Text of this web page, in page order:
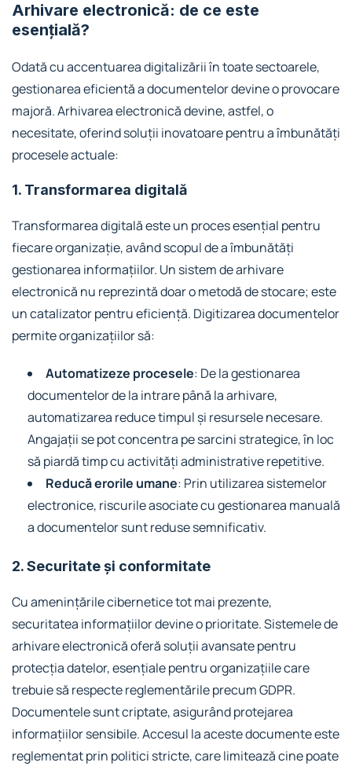
Arhivare electronică: de ce este
esențială?
Odată cu accentuarea digitalizării în toate sectoarele,
gestionarea eficientă a documentelor devine o provocare
majoră. Arhivarea electronică devine, astfel, o
necesitate, oferind soluții inovatoare pentru a îmbunătăți
procesele actuale:
1. Transformarea digitală
Transformarea digitală este un proces esențial pentru
fiecare organizație, având scopul de a îmbunătăți
gestionarea informațiilor. Un sistem de arhivare
electronică nu reprezintă doar o metodă de stocare; este
un catalizator pentru eficiență. Digitizarea documentelor
permite organizațiilor să:
Automatizeze procesele: De la gestionarea
documentelor de la intrare până la arhivare,
automatizarea reduce timpul și resursele necesare.
Angajații se pot concentra pe sarcini strategice, în loc
să piardă timp cu activități administrative repetitive.
Reducă erorile umane: Prin utilizarea sistemelor
electronice, riscurile asociate cu gestionarea manuală
a documentelor sunt reduse semnificativ.
2. Securitate și conformitate
Cu amenințările cibernetice tot mai prezente,
securitatea informațiilor devine o prioritate. Sistemele de
arhivare electronică oferă soluții avansate pentru
protecția datelor, esențiale pentru organizațiile care
trebuie să respecte reglementările precum GDPR.
Documentele sunt criptate, asigurând protejarea
informațiilor sensibile. Accesul la aceste documente este
reglementat prin politici stricte, care limitează cine poate